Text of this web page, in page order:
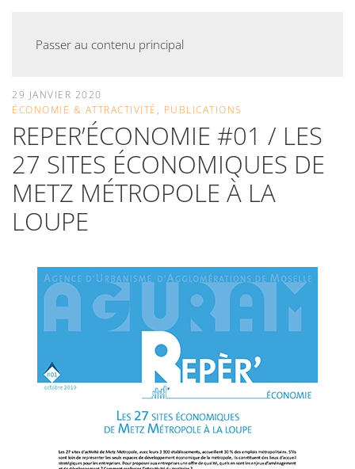
Passer au contenu principal
29 JANVIER 2020
ÉCONOMIE & ATTRACTIVITÉ , PUBLICATIONS
REPER’ÉCONOMIE #01 / LES
27 SITES ÉCONOMIQUES DE
METZ MÉTROPOLE À LA
LOUPE